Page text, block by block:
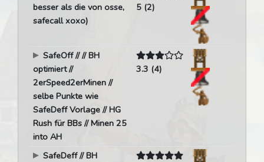
besser als die von osse,
safecall xoxo)
5 (2)
SafeOff // // BH
optimiert //
2erSpeed2erMinen //
selbe Punkte wie
SafeDeff Vorlage // HG
Rush für BBs // Minen 25
into AH
3.3 (4)
SafeDeff // BH